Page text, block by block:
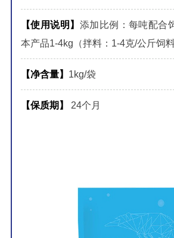
【使用说明】 添加比例：每吨配合
本产品1-4kg（拌料：1-4克/公斤饲料
【净含量】 1kg/袋
【保质期】 24个月